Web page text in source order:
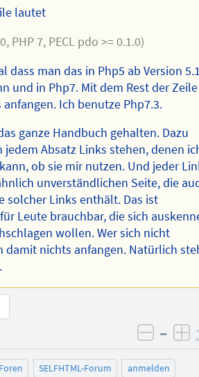
lautet
PHP 7, PECL pdo >= 0.1.0)
dass man das in Php5 ab Version
und in Php7. Mit dem Rest der Zeile
Ich benutze Php7.3.
ganze Handbuch gehalten. Dazu
jedem Absatz Links stehen, denen
ob sie mir nutzen. Und jeder
unverständlichen Seite, die
solcher Links enthält. Das ist
Leute brauchbar, die sich
wollen. Wer sich nicht
damit nichts anfangen. Natürlich
–
SELFHTML-Forum
anmelden